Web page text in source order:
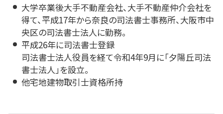
大学卒業後大手不動産会社、大手不動産仲介会社を
得て、平成17年から奈良の司法書士事務所、大阪市中
央区の司法書士法人に勤務。
平成26年に司法書士登録
司法書士法人役員を経て令和4年9月に「夕陽丘司法
書士法人」を設立。
他宅地建物取引士資格所持